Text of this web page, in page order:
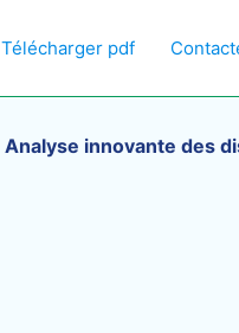
Télécharger pdf
Analyse innovante des